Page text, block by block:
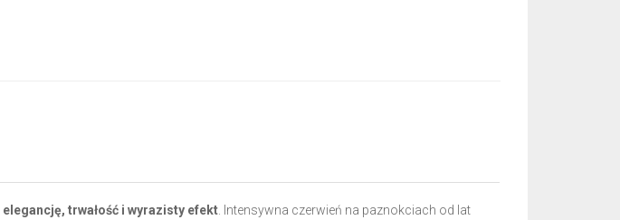
elegancję, trwałość i wyrazisty efekt . Intensywna czerwień na paznokciach od lat